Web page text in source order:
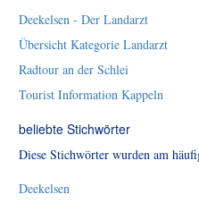
Deekelsen - Der Landarzt
Übersicht Kategorie Landarzt
Radtour an der Schlei
Tourist Information Kappeln
beliebte Stichwörter
Diese Stichwörter wurden am
Deekelsen